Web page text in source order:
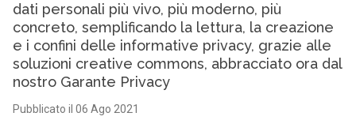
dati personali più vivo, più moderno, più
concreto, semplificando la lettura, la creazione
e i confini delle informative privacy, grazie alle
soluzioni creative commons, abbracciato ora dal
nostro Garante Privacy
Pubblicato il 06 Ago 2021